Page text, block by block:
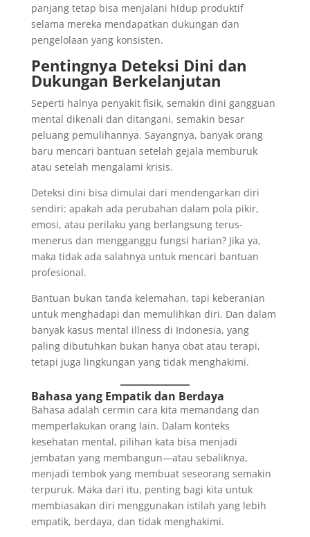
panjang tetap bisa menjalani hidup produktif
selama mereka mendapatkan dukungan dan
pengelolaan yang konsisten.
Pentingnya Deteksi Dini dan
Dukungan Berkelanjutan
Seperti halnya penyakit fisik, semakin dini gangguan
mental dikenali dan ditangani, semakin besar
peluang pemulihannya. Sayangnya, banyak orang
baru mencari bantuan setelah gejala memburuk
atau setelah mengalami krisis.
Deteksi dini bisa dimulai dari mendengarkan diri
sendiri: apakah ada perubahan dalam pola pikir,
emosi, atau perilaku yang berlangsung terus-
menerus dan mengganggu fungsi harian? Jika ya,
maka tidak ada salahnya untuk mencari bantuan
profesional.
Bantuan bukan tanda kelemahan, tapi keberanian
untuk menghadapi dan memulihkan diri. Dan dalam
banyak kasus mental illness di Indonesia, yang
paling dibutuhkan bukan hanya obat atau terapi,
tetapi juga lingkungan yang tidak menghakimi.
Bahasa yang Empatik dan Berdaya
Bahasa adalah cermin cara kita memandang dan
memperlakukan orang lain. Dalam konteks
kesehatan mental, pilihan kata bisa menjadi
jembatan yang membangun—atau sebaliknya,
menjadi tembok yang membuat seseorang semakin
terpuruk. Maka dari itu, penting bagi kita untuk
membiasakan diri menggunakan istilah yang lebih
empatik, berdaya, dan tidak menghakimi.